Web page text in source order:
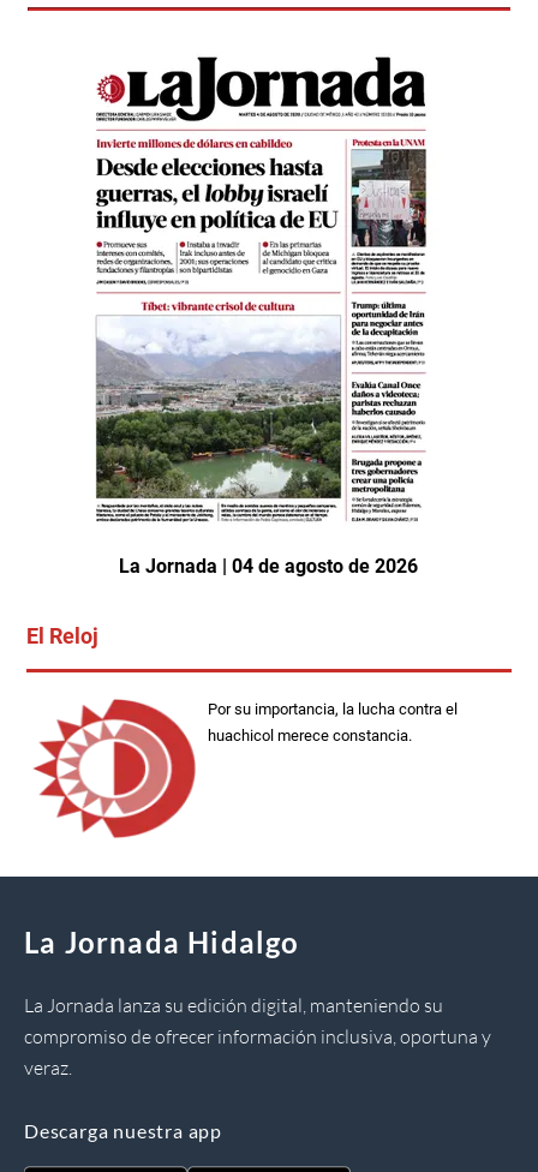
La Jornada | 04 de agosto de 2026
El Reloj
Por su importancia, la lucha contra el
huachicol merece constancia.
La Jornada Hidalgo
La Jornada lanza su edición digital, manteniendo su
compromiso de ofrecer información inclusiva, oportuna y
veraz.
Descarga nuestra app